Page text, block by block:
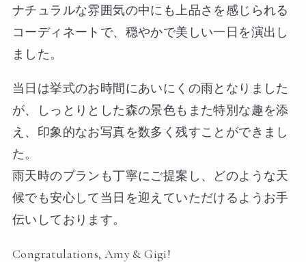
ナチュラルな雰囲気の中にも上品さを感じられる
コーディネートで、穏やかで美しい一日を演出し
ました。
当日は挙式のお時間にあいにくの雨となりました
が、しっとりとした森の景色もまた特別な趣を添
え、印象的なお写真を数多く残すことができまし
た。
雨天時のプランも丁寧にご提案し、どのような天
候でも安心して当日を迎えていただけるようお手
伝いしております。
Congratulations, Amy & Gigi!